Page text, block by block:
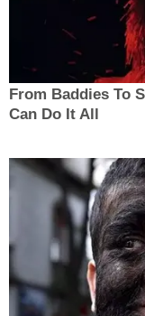
From Baddies To
Can Do It All